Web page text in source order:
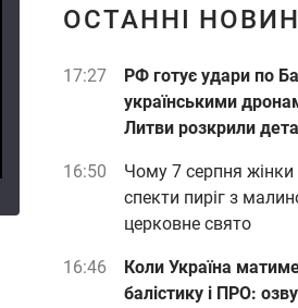
ОСТАННІ
17:27
РФ готує удари по
українськими
Литви розкрили
16:50
Чому 7 серпня
спекти пиріг з
церковне свято
16:46
Коли Україна
балістику і ПРО: